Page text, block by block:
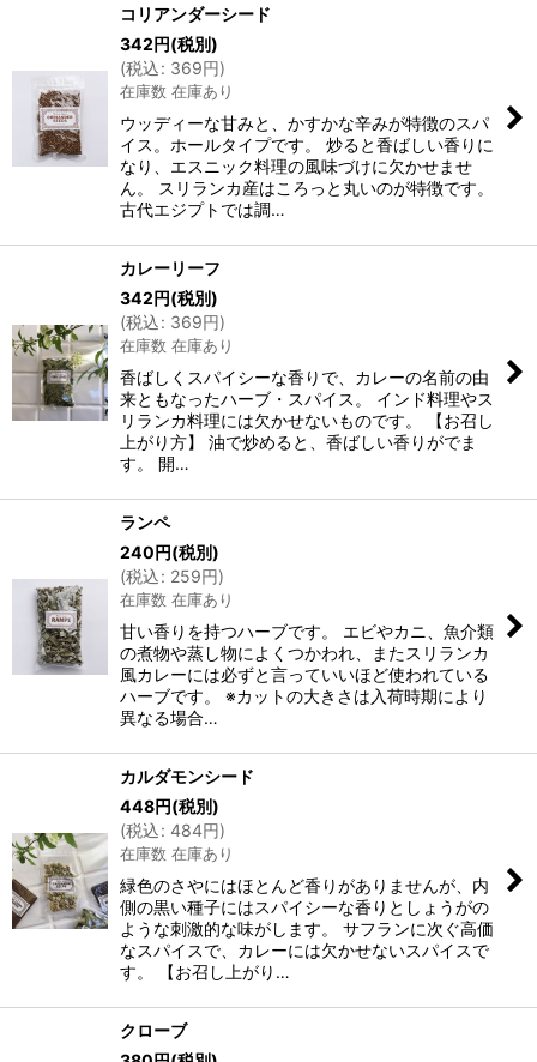
コリアンダーシード
342円(税別)
(税込: 369円)
在庫数 在庫あり
ウッディーな甘みと、かすかな辛みが特徴のスパ
イス。ホールタイプです。 炒ると香ばしい香りに
なり、エスニック料理の風味づけに欠かせませ
ん。 スリランカ産はころっと丸いのが特徴です。
古代エジプトでは調…
カレーリーフ
342円(税別)
(税込: 369円)
在庫数 在庫あり
香ばしくスパイシーな香りで、カレーの名前の由
来ともなったハーブ・スパイス。 インド料理やス
リランカ料理には欠かせないものです。 【お召し
上がり方】 油で炒めると、香ばしい香りがでま
す。 開…
ランペ
240円(税別)
(税込: 259円)
在庫数 在庫あり
甘い香りを持つハーブです。 エビやカニ、魚介類
の煮物や蒸し物によくつかわれ、またスリランカ
風カレーには必ずと言っていいほど使われている
ハーブです。 ※カットの大きさは入荷時期により
異なる場合…
カルダモンシード
448円(税別)
(税込: 484円)
在庫数 在庫あり
緑色のさやにはほとんど香りがありませんが、内
側の黒い種子にはスパイシーな香りとしょうがの
ような刺激的な味がします。 サフランに次ぐ高価
なスパイスで、カレーには欠かせないスパイスで
す。 【お召し上がり…
クローブ